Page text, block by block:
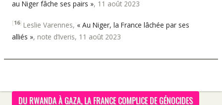
au Niger fâche ses pairs », 11 août 2023
[16] Leslie Varennes, « Au Niger, la France lâchée par ses
alliés », note d’Iveris, 11 août 2023
DU RWANDA À GAZA, LA FRANCE COMPLICE DE GÉNOCIDES